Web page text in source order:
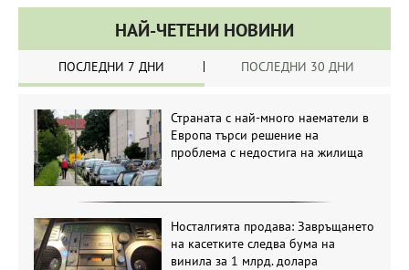
НАЙ-ЧЕТЕНИ НОВИНИ
ПОСЛЕДНИ 7 ДНИ ПОСЛЕДНИ 30 ДНИ
Страната с най-много наематели в
Европа търси решение на
проблема с недостига на жилища
Носталгията продава: Завръщането
на касетките следва бума на
винила за 1 млрд. долара